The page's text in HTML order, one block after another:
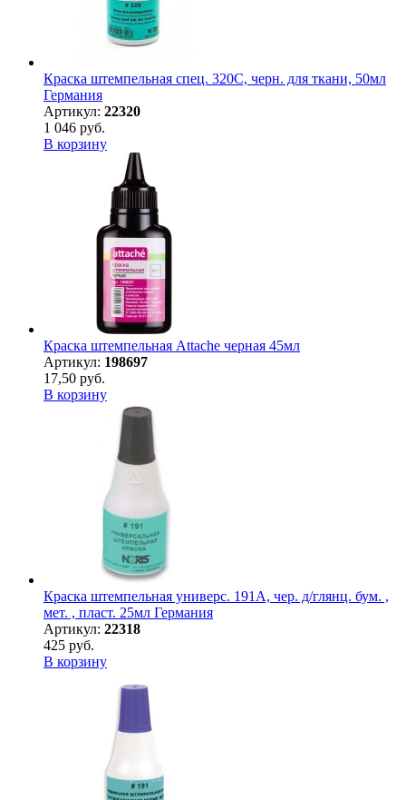
Краска штемпельная спец. 320С, черн. для ткани, 50мл
Германия
Артикул: 22320
1 046 руб.
В корзину
Краска штемпельная Attache черная 45мл
Артикул: 198697
17,50 руб.
В корзину
Краска штемпельная универс. 191А, чер. д/глянц. бум. ,
мет. , пласт. 25мл Германия
Артикул: 22318
425 руб.
В корзину